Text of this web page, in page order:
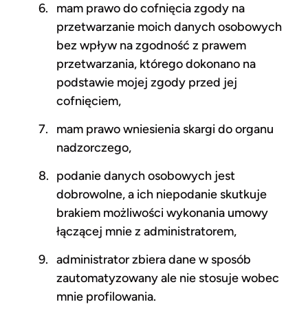
mam prawo do cofnięcia zgody na
przetwarzanie moich danych osobowych
bez wpływ na zgodność z prawem
przetwarzania, którego dokonano na
podstawie mojej zgody przed jej
cofnięciem,
mam prawo wniesienia skargi do organu
nadzorczego,
podanie danych osobowych jest
dobrowolne, a ich niepodanie skutkuje
brakiem możliwości wykonania umowy
łączącej mnie z administratorem,
administrator zbiera dane w sposób
zautomatyzowany ale nie stosuje wobec
mnie profilowania.